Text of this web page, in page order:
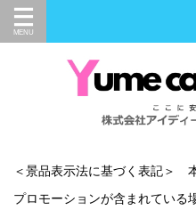
＜景品表示法に基づく表記＞
プロモーションが含まれている